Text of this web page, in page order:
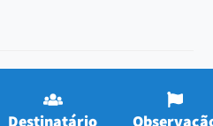
Destinatário